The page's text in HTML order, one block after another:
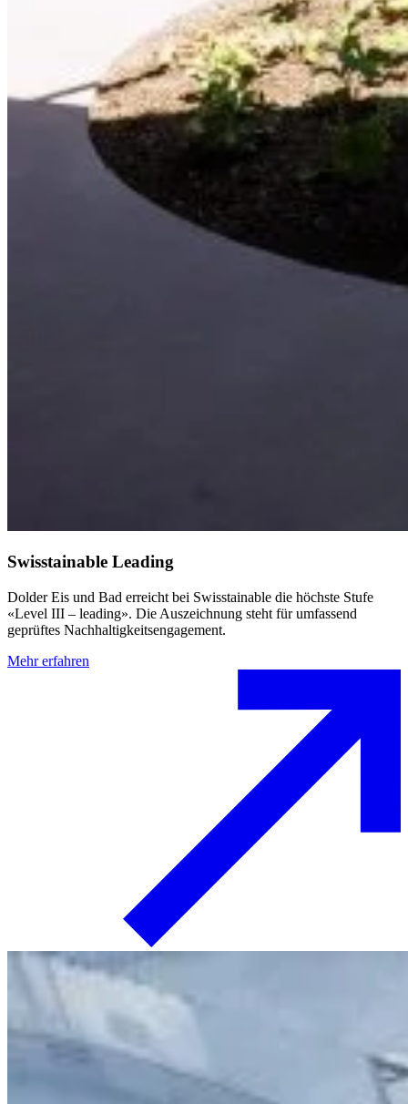
Swisstainable Leading
Dolder Eis und Bad erreicht bei Swisstainable die höchste Stufe
«Level III – leading». Die Auszeichnung steht für umfassend
geprüftes Nachhaltigkeitsengagement.
Mehr erfahren